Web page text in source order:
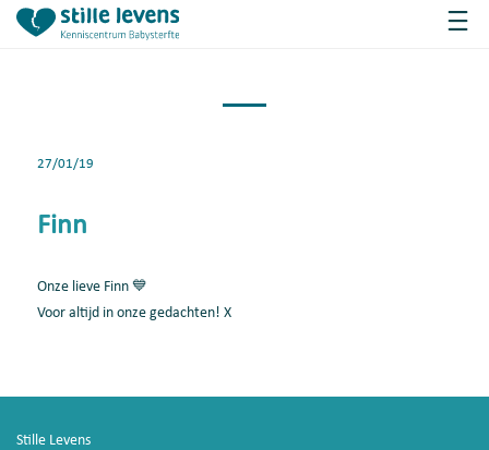
27/01/19
Finn
Onze lieve Finn 💙
Voor altijd in onze gedachten! X
Stille Levens